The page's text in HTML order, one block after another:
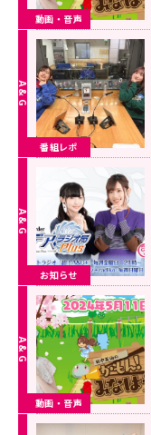
動画・音声
番組レポ
お知らせ
動画・音声